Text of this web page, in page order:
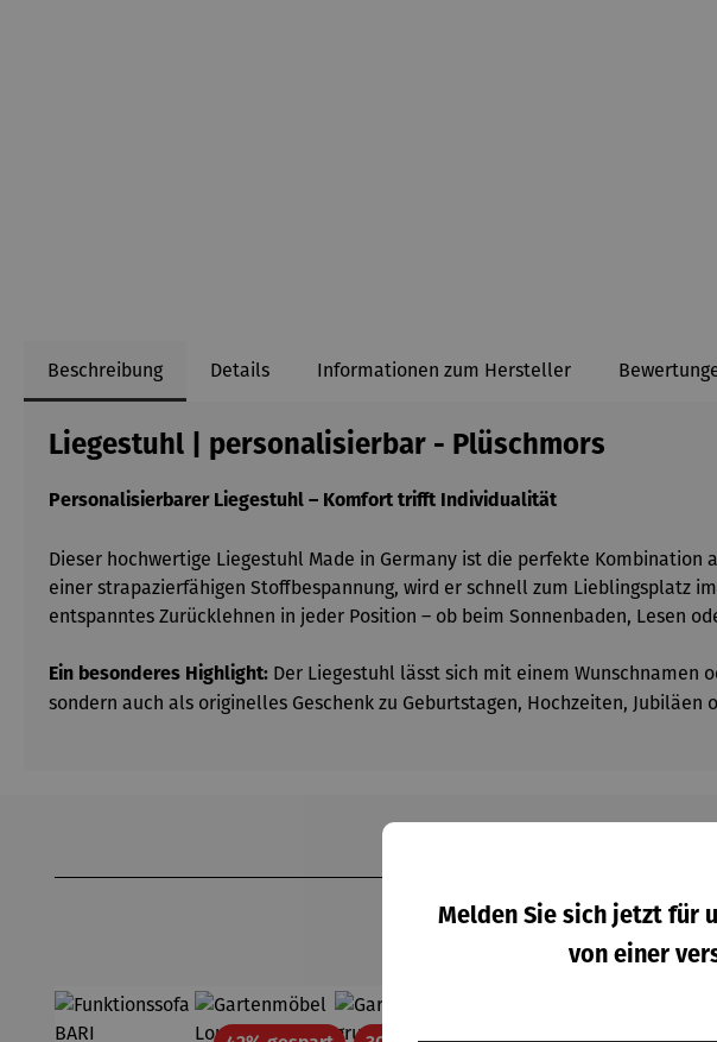
Beschreibung Details Informationen zum Hersteller
Liegestuhl | personalisierbar - Plüschmors
Personalisierbarer Liegestuhl – Komfort trifft Individualität
Dieser hochwertige Liegestuhl Made in Germany ist die perfekte
einer strapazierfähigen Stoffbespannung, wird er schnell zum Lieblingsplatz
entspanntes Zurücklehnen in jeder Position – ob beim Sonnenbaden, Lesen
Ein besonderes Highlight: Der Liegestuhl lässt sich mit einem
sondern auch als originelles Geschenk zu Geburtstagen, Hochzeiten, Jubiläen
Melden Sie sich jetzt für
von einer